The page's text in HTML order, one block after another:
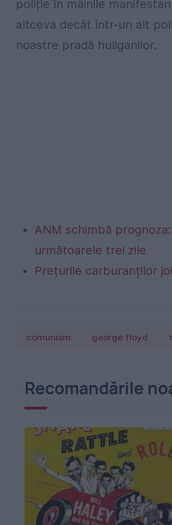
poliție în mâinile
altceva decât într-un alt
noastre pradă huliganilor.
ANM schimbă
următoarele trei zile
Prețurile carburanților
comunism george floyd
Recomandările